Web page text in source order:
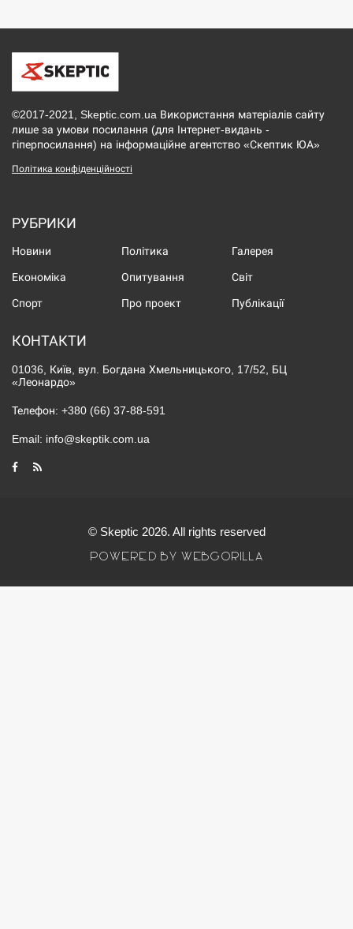
©2017-2021, Skeptic.com.ua Використання матеріалів сайту
лише за умови посилання (для Інтернет-видань -
гіперпосилання) на інформаційне агентство «Скептик ЮА»
Політика конфіденційності
РУБРИКИ
Новини Політика Галерея
Економіка Опитування Світ
Спорт Про проект Публікації
КОНТАКТИ
01036, Київ, вул. Богдана Хмельницького, 17/52, БЦ
«Леонардо»
Телефон: +380 (66) 37-88-591
Email: info@skeptik.com.ua
© Skeptic 2026. All rights reserved
POWERED BY WEBGORILLA